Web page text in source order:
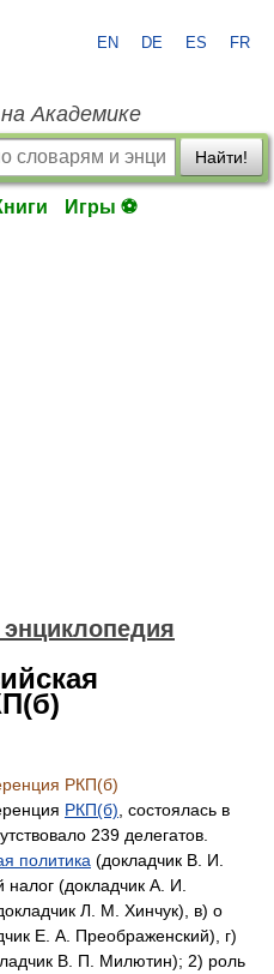
EN DE ES FR
Академике
Найти!
Игры ⚽
РКП(б)
РКП(б) состоялась в
239 делегатов.
политика (докладчик В. И.
(докладчик А. И.
Л. М. Хинчук), в) о
Е. А. Преображенский), г)
В. П. Милютин); 2) роль